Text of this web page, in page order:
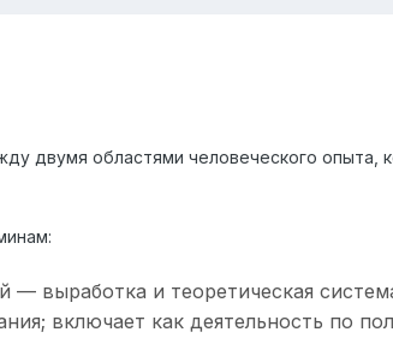
двумя областями человеческого опыта,
— выработка и теоретическая
включает как деятельность по